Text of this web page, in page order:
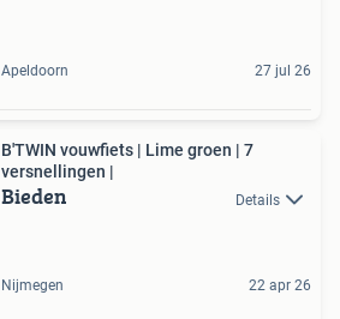
Apeldoorn 27 jul 26
B'TWIN vouwfiets | Lime groen | 7
versnellingen |
Bieden Details
Nijmegen 22 apr 26